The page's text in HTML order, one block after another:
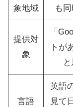
象地域
も
提供対
象
「
トが
言語
英語
見て